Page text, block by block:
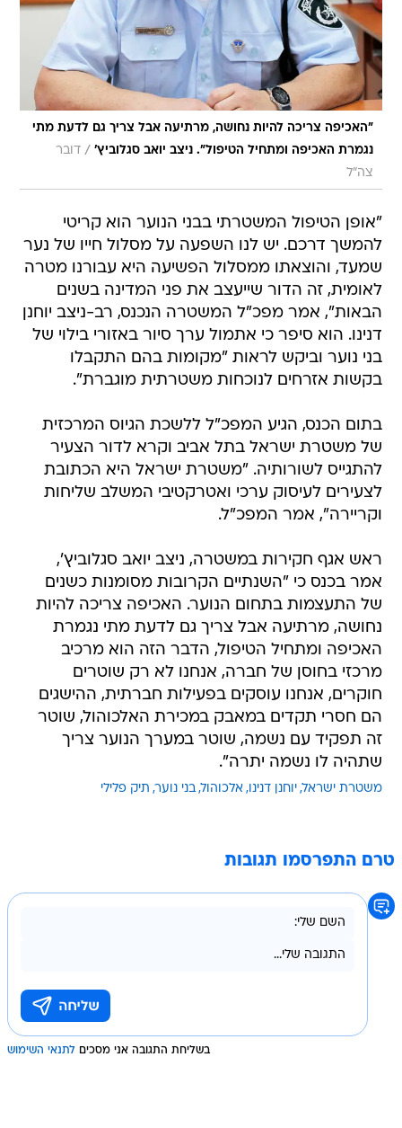
"האכיפה צריכה להיות נחושה, מרתיעה אבל צריך גם לדעת מתי
נגמרת האכיפה ומתחיל הטיפול". ניצב יואב סגלוביץ' / דובר
צה"ל
"אופן הטיפול המשטרתי בבני הנוער הוא קריטי
להמשך דרכם. יש לנו השפעה על מסלול חייו של נער
שמעד, והוצאתו ממסלול הפשיעה היא עבורנו מטרה
לאומית, זה הדור שייעצב את פני המדינה בשנים
הבאות", אמר מפכ"ל המשטרה הנכנס, רב-ניצב יוחנן
דנינו. הוא סיפר כי אתמול ערך סיור באזורי בילוי של
בני נוער וביקש לראות "מקומות בהם התקבלו
בקשות אזרחים לנוכחות משטרתית מוגברת".
בתום הכנס, הגיע המפכ"ל ללשכת הגיוס המרכזית
של משטרת ישראל בתל אביב וקרא לדור הצעיר
להתגייס לשורותיה. "משטרת ישראל היא הכתובת
לצעירים לעיסוק ערכי ואטרקטיבי המשלב שליחות
וקריירה", אמר המפכ"ל.
ראש אגף חקירות במשטרה, ניצב יואב סגלוביץ',
אמר בכנס כי "השנתיים הקרובות מסומנות כשנים
של התעצמות בתחום הנוער. האכיפה צריכה להיות
נחושה, מרתיעה אבל צריך גם לדעת מתי נגמרת
האכיפה ומתחיל הטיפול, הדבר הזה הוא מרכיב
מרכזי בחוסן של חברה, אנחנו לא רק שוטרים
חוקרים, אנחנו עוסקים בפעילות חברתית, ההישגים
הם חסרי תקדים במאבק במכירת האלכוהול, שוטר
זה תפקיד עם נשמה, שוטר במערך הנוער צריך
שתהיה לו נשמה יתרה".
משטרת ישראל יוחנן דנינו אלכוהול בני נוער תיק פלילי
טרם התפרסמו תגובות
בשליחת התגובה אני מסכים לתנאי השימוש